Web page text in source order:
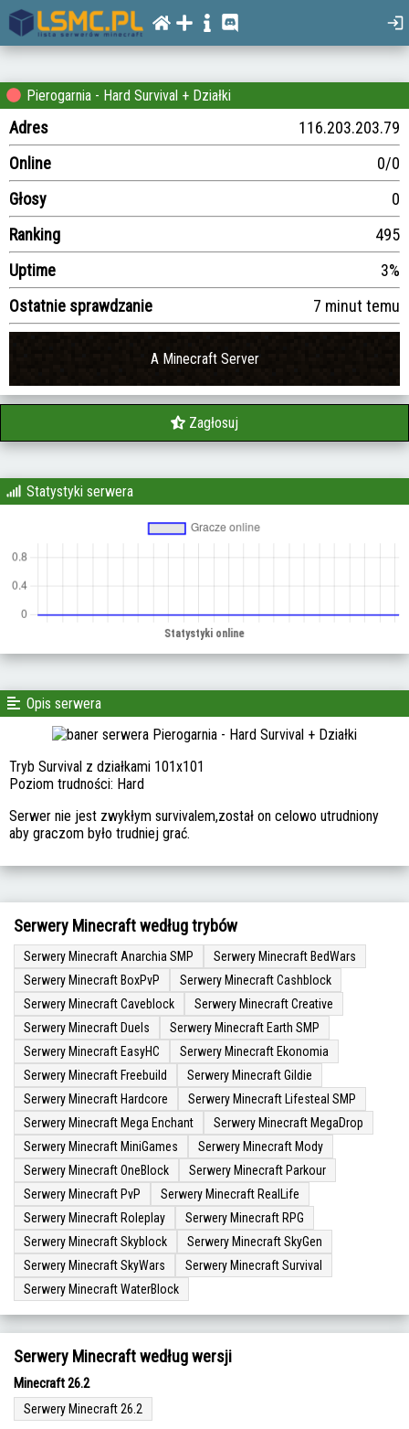
Pierogarnia - Hard Survival + Działki
Adres
116.203.203.79
Online
0/0
Głosy
0
Ranking
495
Uptime
3%
Ostatnie sprawdzanie
7 minut temu
A Minecraft Server
Zagłosuj
Statystyki serwera
Opis serwera
Tryb Survival z działkami 101x101
Poziom trudności: Hard
Serwer nie jest zwykłym survivalem,został on celowo utrudniony
aby graczom było trudniej grać.
Serwery Minecraft według trybów
Serwery Minecraft Anarchia SMP
Serwery Minecraft BedWars
Serwery Minecraft BoxPvP
Serwery Minecraft Cashblock
Serwery Minecraft Caveblock
Serwery Minecraft Creative
Serwery Minecraft Duels
Serwery Minecraft Earth SMP
Serwery Minecraft EasyHC
Serwery Minecraft Ekonomia
Serwery Minecraft Freebuild
Serwery Minecraft Gildie
Serwery Minecraft Hardcore
Serwery Minecraft Lifesteal SMP
Serwery Minecraft Mega Enchant
Serwery Minecraft MegaDrop
Serwery Minecraft MiniGames
Serwery Minecraft Mody
Serwery Minecraft OneBlock
Serwery Minecraft Parkour
Serwery Minecraft PvP
Serwery Minecraft RealLife
Serwery Minecraft Roleplay
Serwery Minecraft RPG
Serwery Minecraft Skyblock
Serwery Minecraft SkyGen
Serwery Minecraft SkyWars
Serwery Minecraft Survival
Serwery Minecraft WaterBlock
Serwery Minecraft według wersji
Minecraft 26.2
Serwery Minecraft 26.2